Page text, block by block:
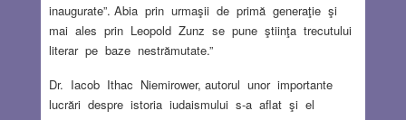
inaugurate”. Abia prin urmaşii de primă generaţie şi
mai ales prin Leopold Zunz se pune ştiinţa trecutului
literar pe baze nestrămutate.”
Dr. Iacob Ithac Niemirower, autorul unor importante
lucrări despre istoria iudaismului s-a aflat şi el